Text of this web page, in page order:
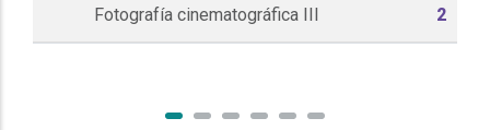
Fotografía cinematográfica III 2